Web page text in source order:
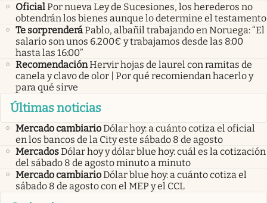
OficialPor nueva Ley de Sucesiones, los herederos no
obtendrán los bienes aunque lo determine el testamento
Te sorprenderáPablo, albañil trabajando en Noruega: “El
salario son unos 6.200€ y trabajamos desde las 8:00
hasta las 16:00”
RecomendaciónHervir hojas de laurel con ramitas de
canela y clavo de olor | Por qué recomiendan hacerlo y
para qué sirve
Últimas noticias
Mercado cambiarioDólar hoy: a cuánto cotiza el oficial
en los bancos de la City este sábado 8 de agosto
MercadosDólar hoy y dólar blue hoy: cuál es la cotización
del sábado 8 de agosto minuto a minuto
Mercado cambiarioDólar blue hoy: a cuánto cotiza el
sábado 8 de agosto con el MEP y el CCL